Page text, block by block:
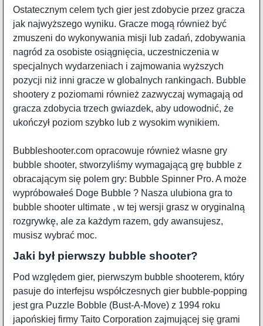
Ostatecznym celem tych gier jest zdobycie przez gracza
jak najwyższego wyniku. Gracze mogą również być
zmuszeni do wykonywania misji lub zadań, zdobywania
nagród za osobiste osiągnięcia, uczestniczenia w
specjalnych wydarzeniach i zajmowania wyższych
pozycji niż inni gracze w globalnych rankingach. Bubble
shootery z poziomami również zazwyczaj wymagają od
gracza zdobycia trzech gwiazdek, aby udowodnić, że
ukończył poziom szybko lub z wysokim wynikiem.
Bubbleshooter.com opracowuje również własne gry
bubble shooter, stworzyliśmy wymagającą grę bubble z
obracającym się polem gry: Bubble Spinner Pro. A może
wypróbowałeś Doge Bubble ? Nasza ulubiona gra to
bubble shooter ultimate , w tej wersji grasz w oryginalną
rozgrywkę, ale za każdym razem, gdy awansujesz,
musisz wybrać moc.
Jaki był pierwszy bubble shooter?
Pod względem gier, pierwszym bubble shooterem, który
pasuje do interfejsu współczesnych gier bubble-popping
jest gra Puzzle Bobble (Bust-A-Move) z 1994 roku
japońskiej firmy Taito Corporation zajmującej się grami